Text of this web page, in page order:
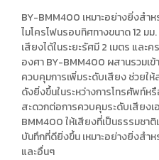
BY-BMM400 เหมาะอย่างยิ่งส
ไมโครโฟนรอบทิศทางขนาด 12 ม
เสียงได้ในระยะรัศมี 2 เมตร แล
องศา BY-BMM400 ผสานรวมเ
ควบคุมการเพิ่มระดับเสียง ช่วยใ
ดังยิ่งขึ้นในระหว่างการโทรศัพท์ห
สะดวกต่อการควบคุมระดับเสีย
BMM400 ให้เสียงที่เป็นธรรมชา
บันทึกที่ดียิ่งขึ้น เหมาะอย่างยิ่งสำ
และอื่นๆ